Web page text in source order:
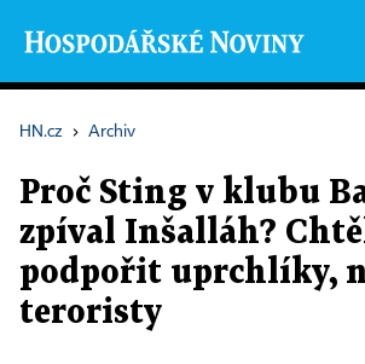
HN.cz › Archiv
Proč Sting v klubu
zpíval Inšalláh?
podpořit uprchlíky,
teroristy